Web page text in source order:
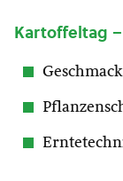
Kartoffeltag –